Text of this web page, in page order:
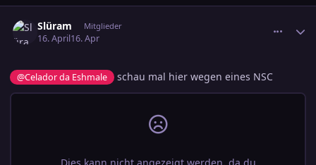
Slüram Mitglieder
16. April16. Apr
@Celador da Eshmale schau mal hier wegen eines NSC